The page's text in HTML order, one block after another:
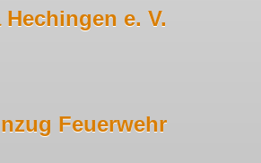
e. V.
Feuerwehr